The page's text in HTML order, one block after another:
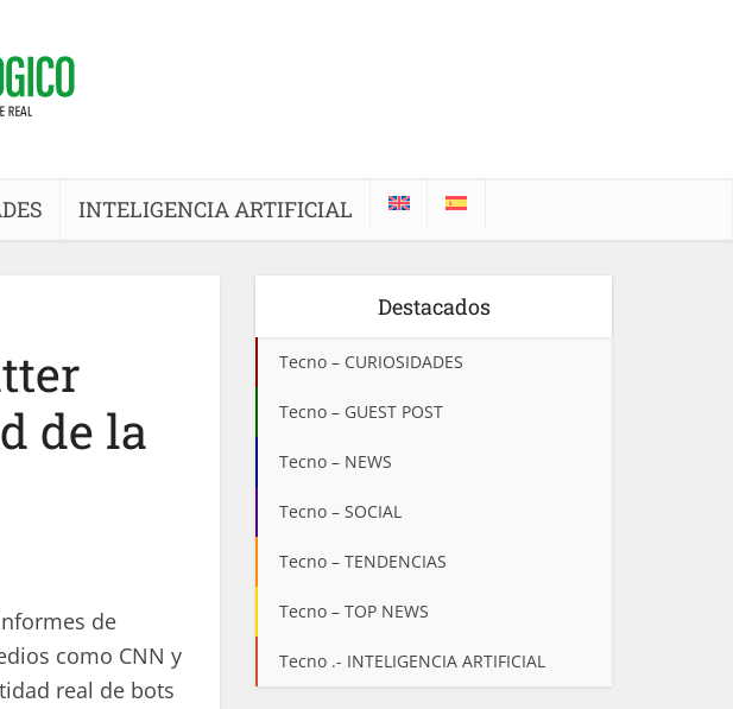
INTELIGENCIA ARTIFICIAL
de la
de
como CNN y
real de bots
Destacados
Tecno – CURIOSIDADES
Tecno – GUEST POST
Tecno – NEWS
Tecno – SOCIAL
Tecno – TENDENCIAS
Tecno – TOP NEWS
Tecno .- INTELIGENCIA ARTIFICIAL